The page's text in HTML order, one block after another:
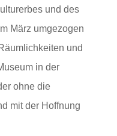
und des
März umgezogen
und
in der
ohne die
mit der Hoffnung